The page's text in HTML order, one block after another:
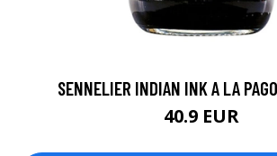
SENNELIER INDIAN INK A LA
40.9 EUR